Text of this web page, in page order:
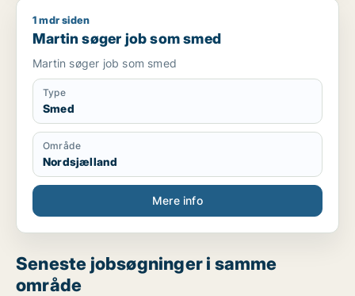
Martin søger job som smed
1 mdr siden
Martin søger job som smed
Martin søger job som smed
Type
Smed
Område
Nordsjælland
Mere info
Seneste jobsøgninger i samme
område